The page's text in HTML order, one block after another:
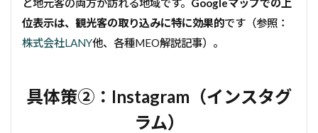
と地元客の両方が訪れる地域です。 Googleマップでの上
位表示は、観光客の取り込みに特に効果的です（参照：
株式会社LANY他、各種MEO解説記事）。
具体策②：Instagram（インスタグ
ラム）